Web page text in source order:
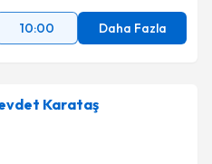
10:00 Daha Fazla
Karataş